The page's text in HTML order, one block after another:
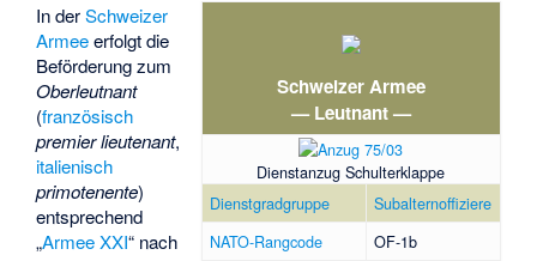
Schweizer Armee
— Leutnant —
Dienstanzug Schulterklappe
Dienstgradgruppe
Subalternoffiziere
NATO-Rangcode
OF-1b
In derSchweizer
Armeeerfolgt die
Beförderung zum
Oberleutnant
(französisch
premier lieutenant,
italienisch
primotenente)
entsprechend
„Armee XXI“ nach